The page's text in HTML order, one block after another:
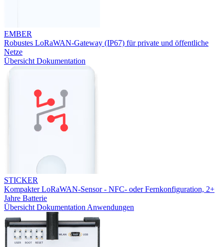
EMBER
Robustes LoRaWAN-Gateway (IP67) für private und öffentliche
Netze
Übersicht Dokumentation
STICKER
Kompakter LoRaWAN-Sensor - NFC- oder Fernkonfiguration, 2+
Jahre Batterie
Übersicht Dokumentation Anwendungen